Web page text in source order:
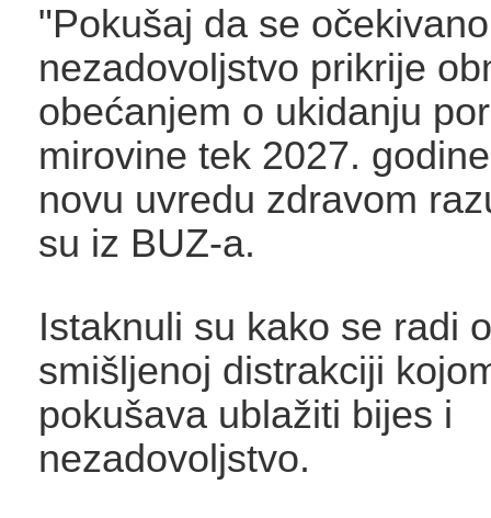
"Pokušaj da se očekivano
nezadovoljstvo prikrije
obećanjem o ukidanju
mirovine tek 2027.
novu uvredu zdravom
su iz BUZ-a.
Istaknuli su kako se radi
smišljenoj distrakciji
pokušava ublažiti bijes i
nezadovoljstvo.